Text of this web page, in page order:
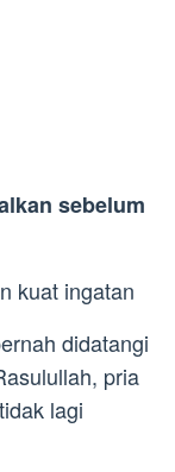
sebelum
kuat ingatan
didatangi
pria
lagi